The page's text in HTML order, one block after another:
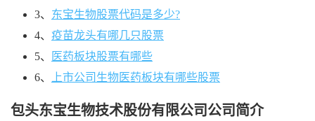
3、 东宝生物股票代码是多少?
4、 疫苗龙头有哪几只股票
5、
医药板块股票有哪些
6、
上市公司生物医药板块有哪些股票
包头东宝生物技术股份有限公司公司简介